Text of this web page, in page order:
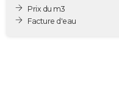
Alimentation
Guide de la santé
Maladies
Médicaments
Sommeil
VOYAGE
Prix du m3
Facture d'eau